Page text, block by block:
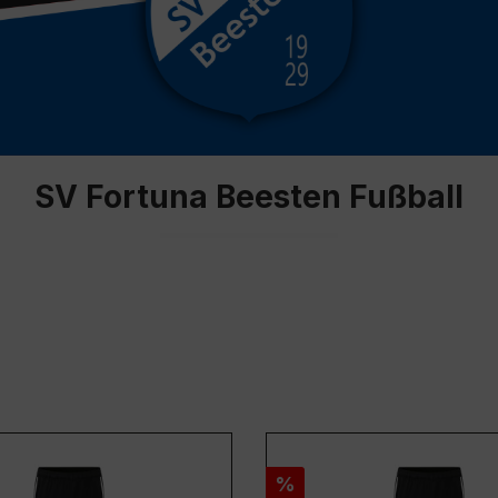
SV Fortuna Beesten Fußball
Rabatt
%